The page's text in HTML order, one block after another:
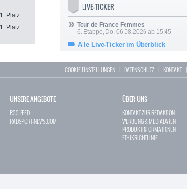
1. Platz
1. Platz
LIVE-TICKER
Tour de France Femmes
6. Etappe, Do. 06.08.2026 ab 15:45
Alle Live-Ticker im Überblick
COOKIE EINSTELLUNGEN | DATENSCHUTZ | KONTAKT|
UNSERE ANGEBOTE
RSS-FEED
RADSPORT-NEWS.COM
ÜBER UNS
KONTAKT ZUR REDAKTION
WERBUNG & MEDIADATEN
PRODUKTINFORMATIONEN
ETHIKRICHTLINIE